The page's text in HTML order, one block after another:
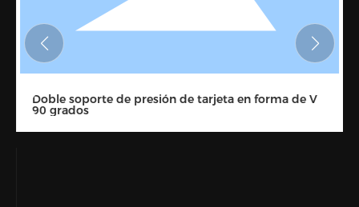
Doble soporte de presión de tarjeta en forma de V
90 grados